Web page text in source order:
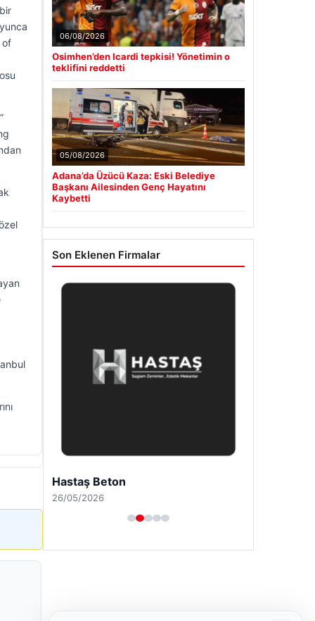
of
06/08/2026
Osimhen’den Icardi tepkisi! Yönetimin o
teklifini reddetti
05/08/2026
Adana’da Üzücü Kaza: Eski Belediye
Başkanı Ailesinden Genç Hayatını
Kaybetti
Son Eklenen Firmalar
Hastaş Beton
26/05/2026